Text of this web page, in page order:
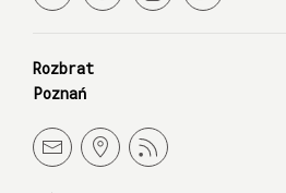
Rozbrat
Poznań